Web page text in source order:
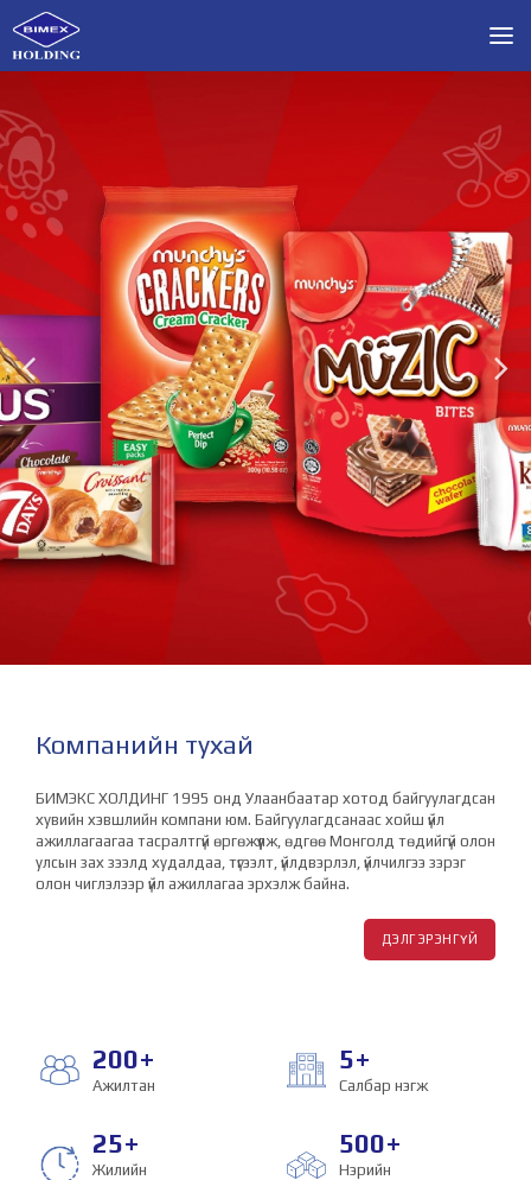
Компанийн тухай
БИМЭКС ХОЛДИНГ 1995 онд Улаанбаатар хотод байгуулагдсан
хувийн хэвшлийн компани юм. Байгуулагдсанаас хойш үйл
ажиллагаагаа тасралтгүй өргөжүүлж, өдгөө Монголд төдийгүй олон
улсын зах зээлд худалдаа, түгээлт, үйлдвэрлэл, үйлчилгээ зэрэг
олон чиглэлээр үйл ажиллагаа эрхэлж байна.
ДЭЛГЭРЭНГҮЙ
200+
Ажилтан
5+
Салбар нэгж
25+
Жилийн
500+
Нэрийн